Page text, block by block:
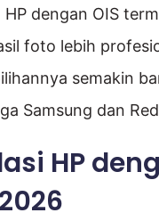
dengan OIS
foto lebih
semakin
Samsung dan
HP